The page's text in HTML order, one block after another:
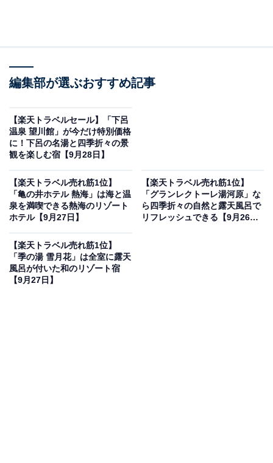
楽天トラベルでホテルを見る
宿泊可能です。
この宿泊施設のおすすめポイントは？
編集部が選ぶおすすめ記事
【楽天トラベルセール】「下呂
温泉 望川館」が今だけ特別価格
に！下呂の名湯と四季折々の景
観を楽しむ宿【9月28日】
【楽天トラベル売れ筋1位】
「亀の井ホテル 熱海」は海と温
泉を満喫できる熱海のリゾート
ホテル【9月27日】
【楽天トラベル売れ筋1位】
「グランレクトーレ湯河原」な
ら四季折々の自然と露天風呂で
リフレッシュできる【9月26
【楽天トラベル売れ筋1位】
「季の湯 雪月花」は全室に露天
風呂が付いた和のリゾート宿
【9月27日】